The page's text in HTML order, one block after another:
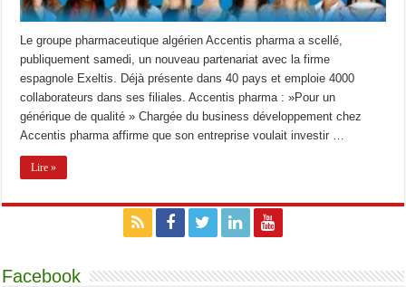
Le groupe pharmaceutique algérien Accentis pharma a scellé,
publiquement samedi, un nouveau partenariat avec la firme
espagnole Exeltis. Déjà présente dans 40 pays et emploie 4000
collaborateurs dans ses filiales. Accentis pharma : »Pour un
générique de qualité » Chargée du business développement chez
Accentis pharma affirme que son entreprise voulait investir …
Lire »
Facebook